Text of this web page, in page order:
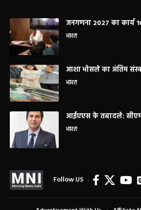
जनगणना 2027 का कार्य
भारत
आशा भोसले का अंतिम
भारत
आईएएस के तबादले:
भारत
Follow US